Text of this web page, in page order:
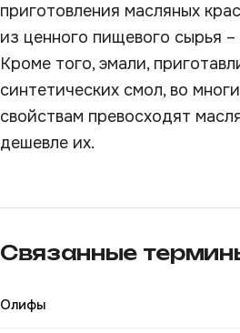
приготовления масляных
из ценного пищевого сырья
Кроме того, эмали,
синтетических смол, во
свойствам превосходят
дешевле их.
Связанные
Олифы